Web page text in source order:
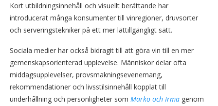
Kort utbildningsinnehåll och visuellt berättande har
introducerat många konsumenter till vinregioner, druvsorter
och serveringstekniker på ett mer lättillgängligt sätt.
Sociala medier har också bidragit till att göra vin till en mer
gemenskapsorienterad upplevelse. Människor delar ofta
middagsupplevelser, provsmakningsevenemang,
rekommendationer och livsstilsinnehåll kopplat till
underhållning och personligheter som Marko och Irma genom